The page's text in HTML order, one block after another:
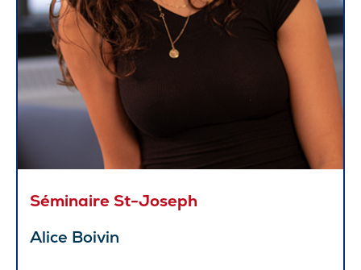
Séminaire St-Joseph
Alice Boivin